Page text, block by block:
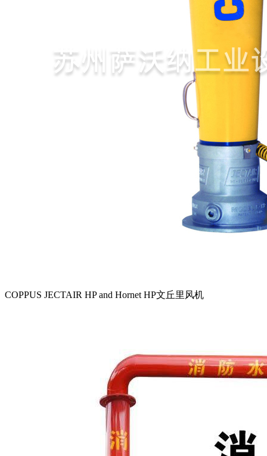
COPPUS JECTAIR HP and Hornet HP文丘里风机